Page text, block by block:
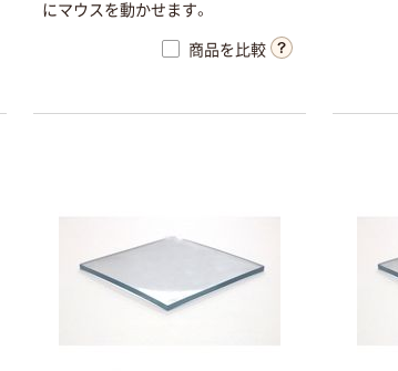
にマウスを動かせます。
商品を比較